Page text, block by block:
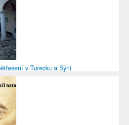
v Turecku a Sýrii